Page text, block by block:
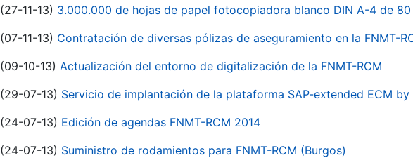
(27-11-13) 3.000.000 de hojas de papel fotocopiadora blanco DIN A-4 de 80
(07-11-13) Contratación de diversas pólizas de aseguramiento en la FNMT-
(09-10-13) Actualización del entorno de digitalización de la FNMT-RCM
(29-07-13) Servicio de implantación de la plataforma SAP-extended ECM by
(24-07-13) Edición de agendas FNMT-RCM 2014
(24-07-13) Suministro de rodamientos para FNMT-RCM (Burgos)